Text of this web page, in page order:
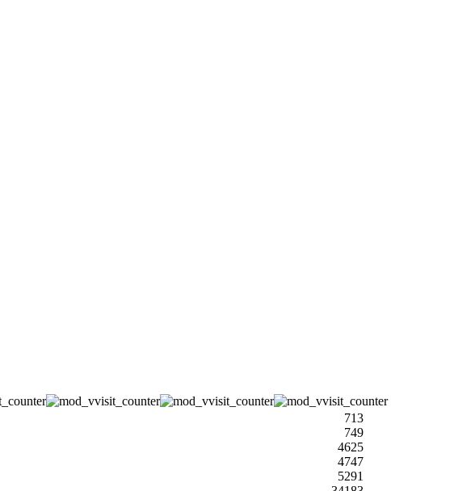
713
749
4625
4747
5291